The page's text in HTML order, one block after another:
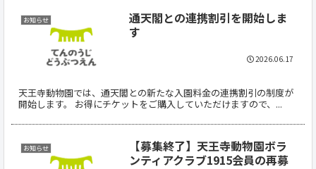
お知らせ
通天閣との連携割引を開始しま
す
天王寺動物園では、通天閣との新たな入園料金の連携割引の制度が
開始します。 お得にチケットをご購入していただけますので、...
2026.06.17
お知らせ
【募集終了】天王寺動物園ボラ
ンティアクラブ1915会員の再募